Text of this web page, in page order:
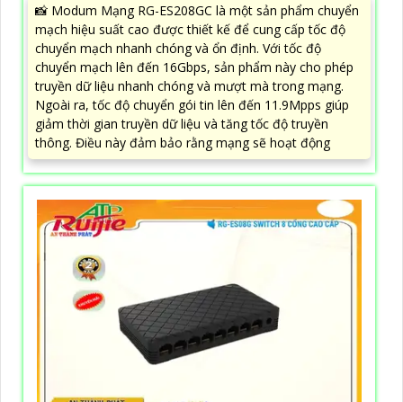
📸 Modum Mạng RG-ES208GC là một sản phẩm chuyển
mạch hiệu suất cao được thiết kế để cung cấp tốc độ
chuyển mạch nhanh chóng và ổn định. Với tốc độ
chuyển mạch lên đến 16Gbps, sản phẩm này cho phép
truyền dữ liệu nhanh chóng và mượt mà trong mạng.
Ngoài ra, tốc độ chuyển gói tin lên đến 11.9Mpps giúp
giảm thời gian truyền dữ liệu và tăng tốc độ truyền
thông. Điều này đảm bảo rằng mạng sẽ hoạt động